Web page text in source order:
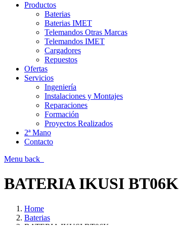
Productos
Baterias
Baterias IMET
Telemandos Otras Marcas
Telemandos IMET
Cargadores
Repuestos
Ofertas
Servicios
Ingeniería
Instalaciones y Montajes
Reparaciones
Formación
Proyectos Realizados
2ª Mano
Contacto
Menu back
BATERIA IKUSI BT06K
Home
Baterias